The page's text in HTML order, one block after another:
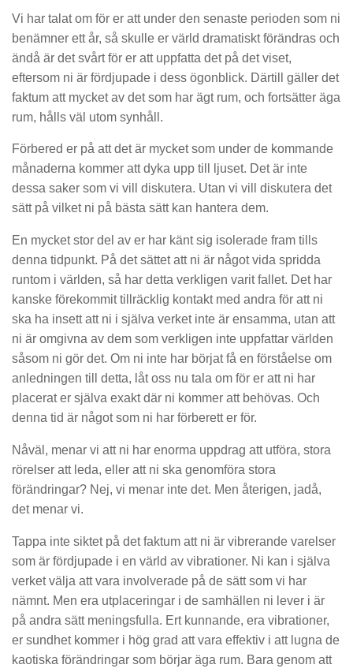
Vi har talat om för er att under den senaste perioden som ni
benämner ett år, så skulle er värld dramatiskt förändras och
ändå är det svårt för er att uppfatta det på det viset,
eftersom ni är fördjupade i dess ögonblick. Därtill gäller det
faktum att mycket av det som har ägt rum, och fortsätter äga
rum, hålls väl utom synhåll.
Förbered er på att det är mycket som under de kommande
månaderna kommer att dyka upp till ljuset. Det är inte
dessa saker som vi vill diskutera. Utan vi vill diskutera det
sätt på vilket ni på bästa sätt kan hantera dem.
En mycket stor del av er har känt sig isolerade fram tills
denna tidpunkt. På det sättet att ni är något vida spridda
runtom i världen, så har detta verkligen varit fallet. Det har
kanske förekommit tillräcklig kontakt med andra för att ni
ska ha insett att ni i själva verket inte är ensamma, utan att
ni är omgivna av dem som verkligen inte uppfattar världen
såsom ni gör det. Om ni inte har börjat få en förståelse om
anledningen till detta, låt oss nu tala om för er att ni har
placerat er själva exakt där ni kommer att behövas. Och
denna tid är något som ni har förberett er för.
Nåväl, menar vi att ni har enorma uppdrag att utföra, stora
rörelser att leda, eller att ni ska genomföra stora
förändringar? Nej, vi menar inte det. Men återigen, jadå,
det menar vi.
Tappa inte siktet på det faktum att ni är vibrerande varelser
som är fördjupade i en värld av vibrationer. Ni kan i själva
verket välja att vara involverade på de sätt som vi har
nämnt. Men era utplaceringar i de samhällen ni lever i är
på andra sätt meningsfulla. Ert kunnande, era vibrationer,
er sundhet kommer i hög grad att vara effektiv i att lugna de
kaotiska förändringar som börjar äga rum. Bara genom att